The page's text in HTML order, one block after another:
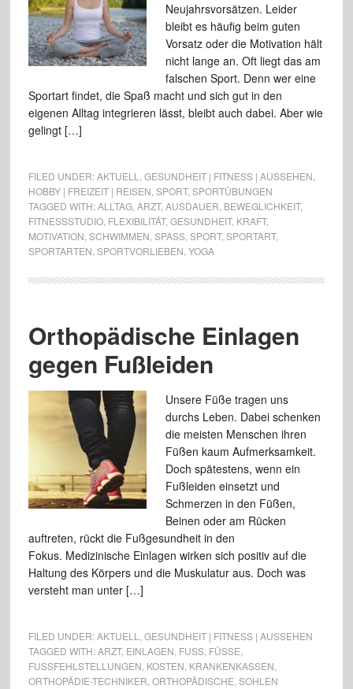
Neujahrsvorsätzen. Leider
bleibt es häufig beim guten
Vorsatz oder die Motivation hält
nicht lange an. Oft liegt das am
falschen Sport. Denn wer eine
Sportart findet, die Spaß macht und sich gut in den
eigenen Alltag integrieren lässt, bleibt auch dabei. Aber wie
gelingt […]
FILED UNDER:AKTUELL GESUNDHEIT | FITNESS | AUSSEHEN
HOBBY | FREIZEIT | REISEN SPORT, SPORTÜBUNGEN
TAGGED WITH:ALLTAG, ARZT, AUSDAUER BEWEGLICHKEIT,
FITNESSSTUDIO, FLEXIBILITÄT, GESUNDHEIT, KRAFT,
MOTIVATION SCHWIMMEN SPASS , SPORT, SPORTART,
SPORTARTEN SPORTVORLIEBEN YOGA
Orthopädische Einlagen
gegen Fußleiden
Unsere Füße tragen uns
durchs Leben. Dabei schenken
die meisten Menschen ihren
Füßen kaum Aufmerksamkeit.
Doch spätestens, wenn ein
Fußleiden einsetzt und
Schmerzen in den Füßen,
Beinen oder am Rücken
auftreten, rückt die Fußgesundheit in den
Fokus. Medizinische Einlagen wirken sich positiv auf die
Haltung des Körpers und die Muskulatur aus. Doch was
versteht man unter […]
FILED UNDER:AKTUELL
GESUNDHEIT | FITNESS | AUSSEHEN
TAGGED WITH:ARZT, EINLAGEN FUSS , FÜSSE
FUSSFEHLSTELLUNGEN
KOSTEN KRANKENKASSEN
ORTHOPÄDIE-TECHNIKER ORTHOPÄDISCHE SOHLEN